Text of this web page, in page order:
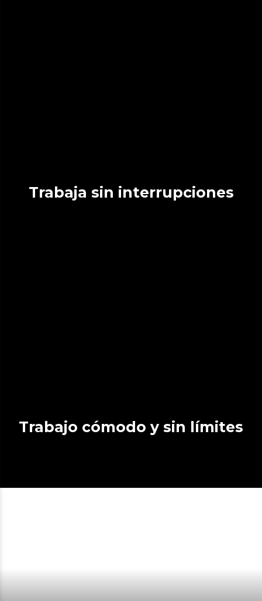
Trabaja sin interrupciones
Trabajo cómodo y sin límites